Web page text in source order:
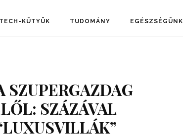
TECH-KÜTYÜK TUDOMÁNY EGÉSZSÉGÜNK
SZÁZÁVAL